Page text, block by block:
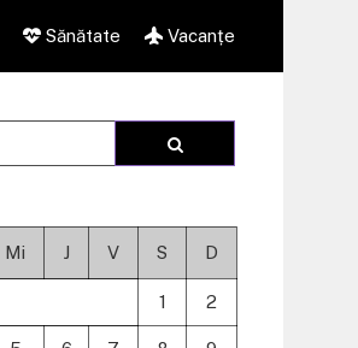
Sănătate Vacanțe
Mi J V S D
1 2